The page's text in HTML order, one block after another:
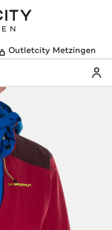
Outletcity Metzingen